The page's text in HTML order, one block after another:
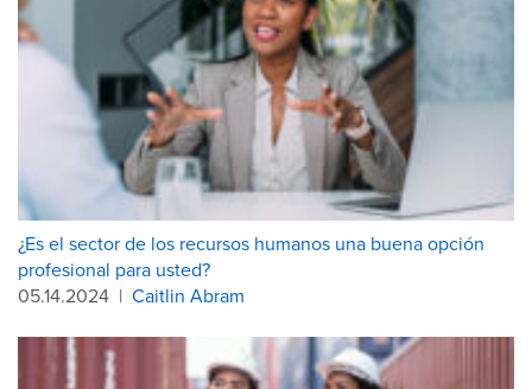
¿Es el sector de los recursos humanos una buena opción
profesional para usted?
05.14.2024 | Caitlin Abram